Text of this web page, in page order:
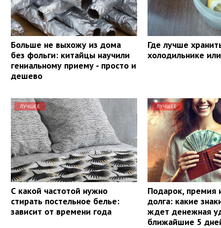
Больше не выхожу из дома
без фольги: китайцы научили
гениальному приему - просто и
дешево
Где лучше
холодильнике
ЛУЧШЕЕ
С какой частотой нужно
стирать постельное белье:
зависит от времени года
ЛУЧШЕЕ
Подарок, премия
долга: какие
ждет денежная
ближайшие 5